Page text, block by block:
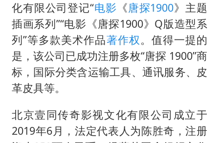
微信又有新功能，你可以“撤回”你的撤回了！
几元成本的AI广告导致千万市值蒸发
酒店回应车内过夜被收150元
杭州全市有序停课
全民健身事业高质量发展
化有限公司登记“电影 《唐探1900》主题
插画系列”“电影《唐探1900》Q版造型系
列”等多款美术作品著作权。值得一提的
是，该公司已成功注册多枚“唐探 1900”商
标，国际分类含运输工具、通讯服务、皮
革皮具等。
北京壹同传奇影视文化有限公司成立于
2019年6月，法定代表人为陈胜奇，注册